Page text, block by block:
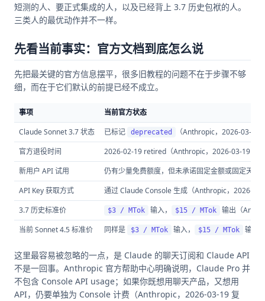
短测的人、要正式集成的人，以及已经背上 3.7 历史包袱的人。
三类人的最优动作并不一样。
先看当前事实：官方文档到底怎么说
先把最关键的官方信息摆平，很多旧教程的问题不在于步骤不够
细，而在于它们默认的前提已经不成立。
事项
当前官方状态
Claude Sonnet 3.7 状态
已标记 deprecated
（Anthropic，2026-03-19
官方退役时间
2026-02-19 retired（Anthropic，2026-03-19 复
新用户 API 试用
仍有少量免费额度，但未承诺固定金额或固定天
API Key 获取方式
通过 Claude Console 生成（Anthropic，2026-03-
3.7 历史标准价
$3 / MTok 输入， $15 / MTok
输出（
当前 Sonnet 4.5 标准价
同样是 $3 / MTok 输入， $15 / MTok 输出
这里最容易被忽略的一点，是 Claude 的聊天订阅和 Claude API
不是一回事。Anthropic 官方帮助中心明确说明，Claude Pro 并
不包含 Console API usage；如果你既想用聊天产品，又想用
API，仍要单独为 Console 计费（Anthropic，2026-03-19 复